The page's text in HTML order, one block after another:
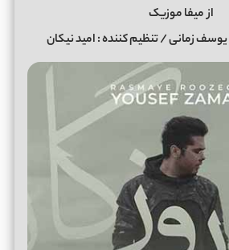
ازمیفا موزیک
یوسف زمانی / تنظیم کننده : امید نیکان